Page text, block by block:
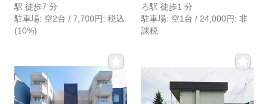
駅 徒歩7 分
駐車場: 空2台 / 7,700円: 税込
(10%)
ろ駅 徒歩1 分
駐車場: 空1台 / 24,000円: 非
課税